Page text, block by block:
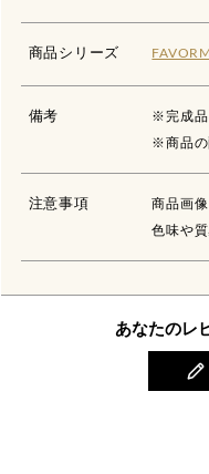
商品シリーズ
備考
※完成品
※商品の
注意事項
商品画
色味や
あなたのレ